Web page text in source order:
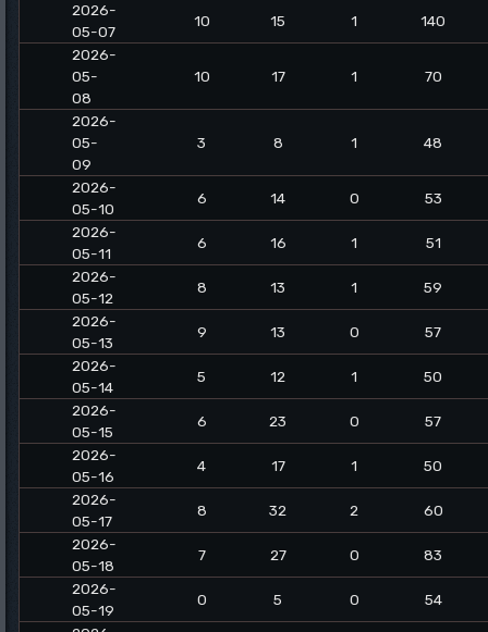
2026-
05-07
10 15 1
140
2026-
05-
08
10 17 1 70
2026-
05-
09
3 8 1 48
2026-
05-10
6 14 0
53
2026-
05-11
6 16 1
51
2026-
05-12
8 13 1
59
2026-
05-13
9 13 0
57
2026-
05-14
5 12 1
50
2026-
05-15
6 23 0
57
2026-
05-16
4 17 1
50
2026-
05-17
8 32 2
60
2026-
05-18
7 27 0
83
2026-
05-19
0 5 0
54